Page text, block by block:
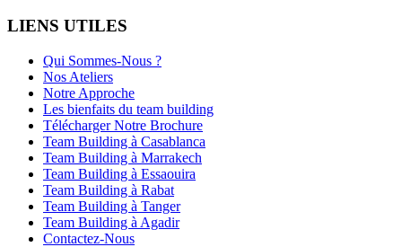
LIENS UTILES
Qui Sommes-Nous ?
Nos Ateliers
Notre Approche
Les bienfaits du team building
Télécharger Notre Brochure
Team Building à Casablanca
Team Building à Marrakech
Team Building à Essaouira
Team Building à Rabat
Team Building à Tanger
Team Building à Agadir
Contactez-Nous